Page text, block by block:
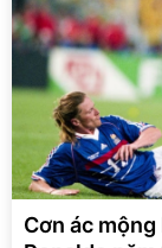
Cơn ác